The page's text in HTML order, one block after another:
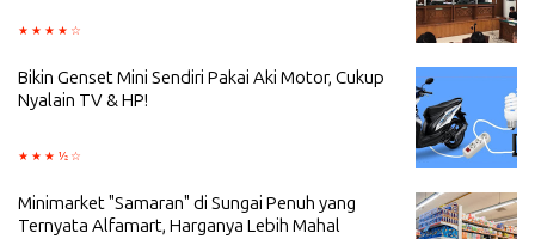
Bikin Genset Mini Sendiri Pakai Aki Motor, Cukup
Nyalain TV & HP!
Minimarket "Samaran" di Sungai Penuh yang
Ternyata Alfamart, Harganya Lebih Mahal